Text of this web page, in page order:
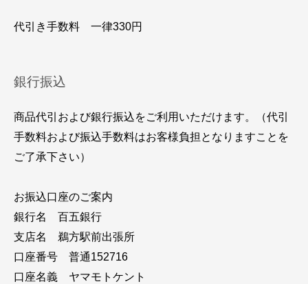
代引き手数料 一律330円
銀行振込
商品代引および銀行振込をご利用いただけます。（代引
手数料および振込手数料はお客様負担となりますことを
ご了承下さい）
お振込口座のご案内
銀行名 百五銀行
支店名 鵜方駅前出張所
口座番号 普通152716
口座名義 ヤマモトケント